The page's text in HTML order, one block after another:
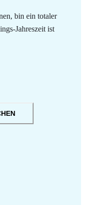
bin ein totaler
Jahreszeit ist